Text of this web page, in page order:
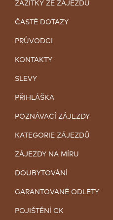
ZÁŽITKY ZE ZÁJEZDŮ
ČASTÉ DOTAZY
PRŮVODCI
KONTAKTY
SLEVY
PŘIHLÁŠKA
POZNÁVACÍ ZÁJEZDY
KATEGORIE ZÁJEZDŮ
ZÁJEZDY NA MÍRU
DOUBYTOVÁNÍ
GARANTOVANÉ ODLETY
POJIŠTĚNÍ CK